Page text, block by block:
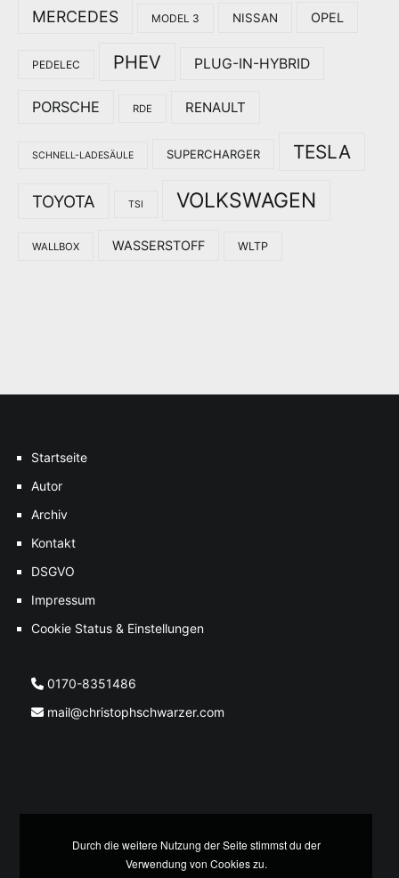
MERCEDES MODEL 3 NISSAN OPEL
PEDELEC PHEV PLUG-IN-HYBRID
PORSCHE RDE RENAULT
SCHNELL-LADESÄULE SUPERCHARGER TESLA
TOYOTA TSI VOLKSWAGEN
WALLBOX WASSERSTOFF WLTP
Startseite
Autor
Archiv
Kontakt
DSGVO
Impressum
Cookie Status & Einstellungen
0170-8351486
mail@christophschwarzer.com
Durch die weitere Nutzung der Seite stimmst du der
Verwendung von Cookies zu.